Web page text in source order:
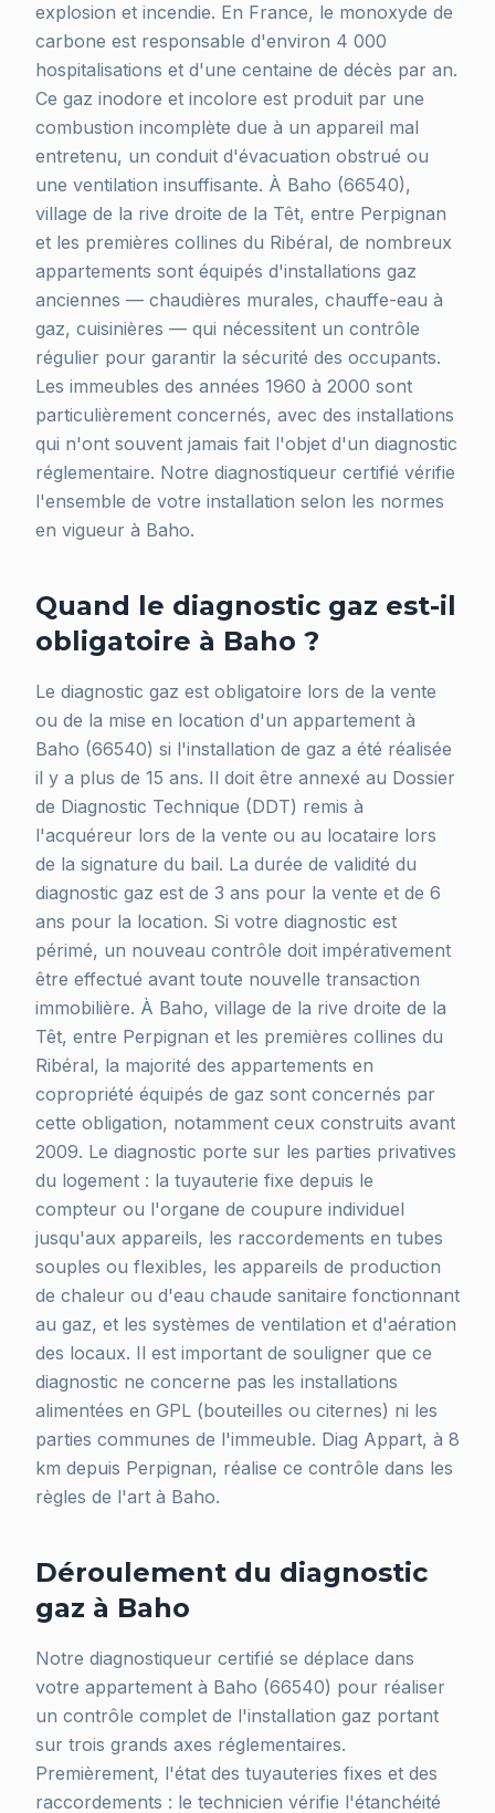
explosion et incendie. En France, le monoxyde de
carbone est responsable d'environ 4 000
hospitalisations et d'une centaine de décès par an.
Ce gaz inodore et incolore est produit par une
combustion incomplète due à un appareil mal
entretenu, un conduit d'évacuation obstrué ou
une ventilation insuffisante. À Baho (66540),
village de la rive droite de la Têt, entre Perpignan
et les premières collines du Ribéral, de nombreux
appartements sont équipés d'installations gaz
anciennes — chaudières murales, chauffe-eau à
gaz, cuisinières — qui nécessitent un contrôle
régulier pour garantir la sécurité des occupants.
Les immeubles des années 1960 à 2000 sont
particulièrement concernés, avec des installations
qui n'ont souvent jamais fait l'objet d'un diagnostic
réglementaire. Notre diagnostiqueur certifié vérifie
l'ensemble de votre installation selon les normes
en vigueur à Baho.
Quand le diagnostic gaz est-il
obligatoire à Baho ?
Le diagnostic gaz est obligatoire lors de la vente
ou de la mise en location d'un appartement à
Baho (66540) si l'installation de gaz a été réalisée
il y a plus de 15 ans. Il doit être annexé au Dossier
de Diagnostic Technique (DDT) remis à
l'acquéreur lors de la vente ou au locataire lors
de la signature du bail. La durée de validité du
diagnostic gaz est de 3 ans pour la vente et de 6
ans pour la location. Si votre diagnostic est
périmé, un nouveau contrôle doit impérativement
être effectué avant toute nouvelle transaction
immobilière. À Baho, village de la rive droite de la
Têt, entre Perpignan et les premières collines du
Ribéral, la majorité des appartements en
copropriété équipés de gaz sont concernés par
cette obligation, notamment ceux construits avant
2009. Le diagnostic porte sur les parties privatives
du logement : la tuyauterie fixe depuis le
compteur ou l'organe de coupure individuel
jusqu'aux appareils, les raccordements en tubes
souples ou flexibles, les appareils de production
de chaleur ou d'eau chaude sanitaire fonctionnant
au gaz, et les systèmes de ventilation et d'aération
des locaux. Il est important de souligner que ce
diagnostic ne concerne pas les installations
alimentées en GPL (bouteilles ou citernes) ni les
parties communes de l'immeuble. Diag Appart, à 8
km depuis Perpignan, réalise ce contrôle dans les
règles de l'art à Baho.
Déroulement du diagnostic
gaz à Baho
Notre diagnostiqueur certifié se déplace dans
votre appartement à Baho (66540) pour réaliser
un contrôle complet de l'installation gaz portant
sur trois grands axes réglementaires.
Premièrement, l'état des tuyauteries fixes et des
raccordements : le technicien vérifie l'étanchéité